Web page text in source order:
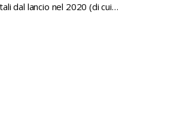
dal lancio nel 2020 (di cui…